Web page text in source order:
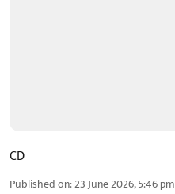
CD
Published on:23 June 2026, 5:46 pm